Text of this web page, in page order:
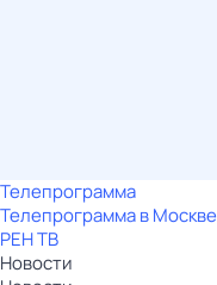
Телепрограмма
Телепрограмма в Москве
РЕН ТВ
Новости